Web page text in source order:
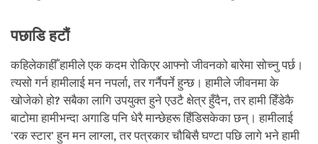
पछाडि हटौं
कहिलेकाहीँ हामीले एक कदम रोकिएर आफ्नो जीवनको बारेमा सोच्नु पर्छ।
त्यसो गर्न हामीलाई मन नपर्ला,तर गर्नैपर्ने हुन्छ। हामीले जीवनमा के
खोजेको हो?सबैका लागि उपयुक्त हुने एउटै क्षेत्र हुँदैन,तर हामी हिँडेकै
बाटोमा हामीभन्दा अगाडि पनि धेरै मान्छेहरू हिँडिसकेका छन्। हामीलाई
‘रक स्टार’ हुन मन लाग्ला,तर पत्रकार चौबिसै घण्टा पछि लागे भने हामी